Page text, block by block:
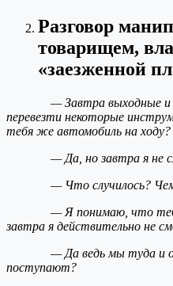
Разговор
товарищем,
«заезженной
— Завтра выходные и
перевезти некоторые
тебя же автомобиль на ходу?
— Да, но завтра я не
— Что случилось? Чем
— Я понимаю, что тебе
завтра я действительно не
— Да ведь мы туда и
поступают?